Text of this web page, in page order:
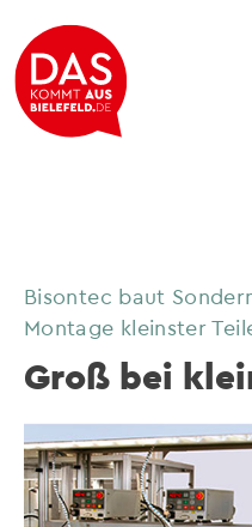
Bisontec baut
Montage kleinster
Groß bei